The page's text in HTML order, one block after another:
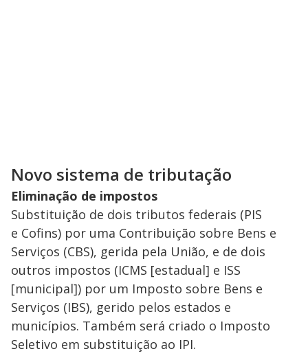
Novo sistema de tributação
Eliminação de impostos
Substituição de dois tributos federais (PIS
e Cofins) por uma Contribuição sobre Bens e
Serviços (CBS), gerida pela União, e de dois
outros impostos (ICMS [estadual] e ISS
[municipal]) por um Imposto sobre Bens e
Serviços (IBS), gerido pelos estados e
municípios. Também será criado o Imposto
Seletivo em substituição ao IPI.